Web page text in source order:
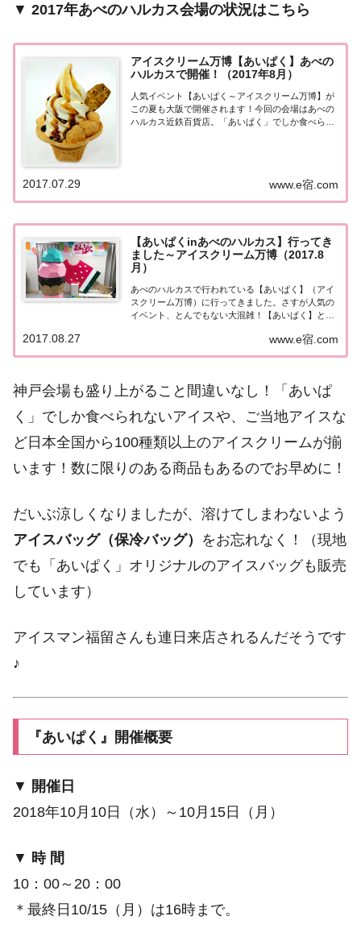
▼ 2017年あべのハルカス会場の状況はこちら
アイスクリーム万博【あいぱく】あべの
ハルカスで開催！（2017年8月）
人気イベント【あいぱく～アイスクリーム万博】が
この夏も大阪で開催されます！今回の会場はあべの
ハルカス近鉄百貨店。「あいぱく」でしか食べられ
www.e宿.com
2017.07.29
【あいぱくinあべのハルカス】行ってき
ました～アイスクリーム万博（2017.8
月）
あべのハルカスで行われている【あいぱく】（アイ
スクリーム万博）に行ってきました。さすが人気の
イベント、とんでもない大混雑！【あいぱく】とは
催されている国内最大規模のアイスクリームイベン
ト。どこで開催されても大盛況！とても人気のあ
www.e宿.com
2017.08.27
神戸会場も盛り上がること間違いなし！「あいぱ
く」でしか食べられないアイスや、ご当地アイスな
ど日本全国から100種類以上のアイスクリームが揃
います！数に限りのある商品もあるのでお早めに！
だいぶ涼しくなりましたが、溶けてしまわないよう
アイスバッグ（保冷バッグ） をお忘れなく！（現地
でも「あいぱく」オリジナルのアイスバッグも販売
しています）
アイスマン福留さんも連日来店されるんだそうです
♪
『あいぱく』開催概要
▼ 開催日
2018年10月10日（水）～10月15日（月）
▼ 時 間
10：00～20：00
＊最終日10/15（月）は16時まで。